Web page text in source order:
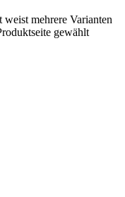
weist mehrere Varianten
gewählt